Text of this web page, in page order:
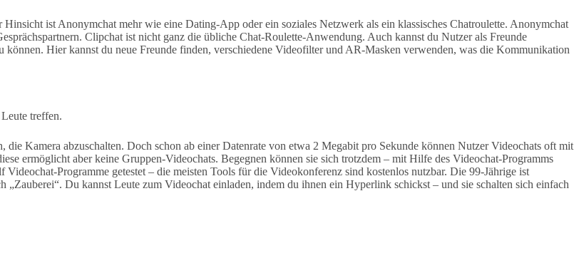
ist Anonymchat mehr wie eine Dating-App oder ein soziales Netzwerk als ein klassisches Chatroulette. Anonymchat
Clipchat ist nicht ganz die übliche Chat-Roulette-Anwendung. Auch kannst du Nutzer als Freunde
Hier kannst du neue Freunde finden, verschiedene Videofilter und AR-Masken verwenden, was die Kommunikation
treffen.
Kamera abzu­schalten. Doch schon ab einer Daten­rate von etwa 2 Megabit pro Sekunde können Nutzer Video­chats oft mit
ermöglicht aber keine Gruppen-Video­chats. Begegnen können sie sich trotzdem – mit Hilfe des Video­chat-Programms
Programme getestet – die meisten Tools für die Video­konferenz sind kostenlos nutz­bar. Die 99-Jährige ist
Du kannst Leute zum Videochat einladen, indem du ihnen ein Hyperlink schickst – und sie schalten sich einfach